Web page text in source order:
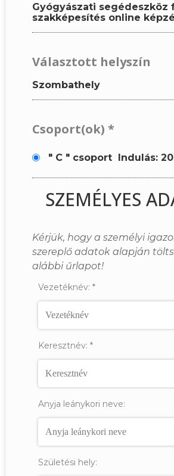
Gyógyászati segédeszköz
szakképesítés online
Választott helyszín
Szombathely
Csoport(ok) *
" C " csoport Indulás:
SZEMÉLYES
Kérjük, hogy a személyi
szereplő adatok alapján
alábbi űrlapot!
Vezetéknév: *
Keresztnév: *
Anyja leánykori neve:
Születési hely: